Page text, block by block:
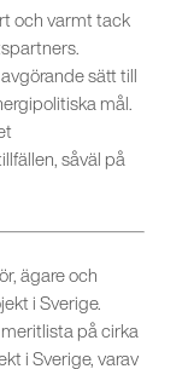
och varmt tack
sätt till
mål.
såväl på
ägare och
i Sverige.
på cirka
i Sverige, varav